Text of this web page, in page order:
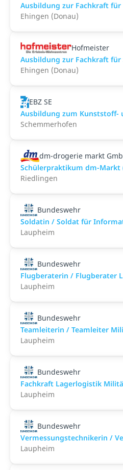
Ausbildung zur Fachkraft
Ehingen (Donau)
Hofmeister
Ausbildung zur Fachkraft
Ehingen (Donau)
EBZ SE
Ausbildung zum Kunststoff-
Schemmerhofen
dm-drogerie markt
Schülerpraktikum dm-
Riedlingen
Bundeswehr
Soldatin / Soldat für
Laupheim
Bundeswehr
Flugberaterin / Flugberater
Laupheim
Bundeswehr
Teamleiterin / Teamleiter
Laupheim
Bundeswehr
Fachkraft Lagerlogistik
Laupheim
Bundeswehr
Vermessungstechnikerin /
Laupheim